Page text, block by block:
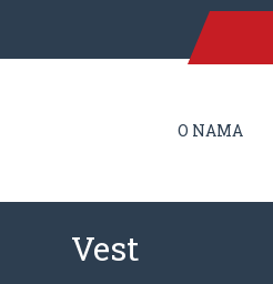
O NAMA
Vest